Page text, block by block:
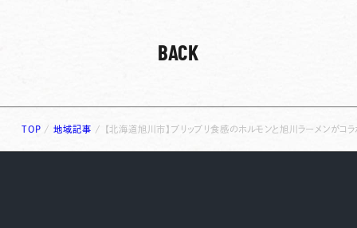
BACK
TOP /地域記事 / 【北海道旭川市】プリップリ食感のホルモンと旭川ラーメンがコラ